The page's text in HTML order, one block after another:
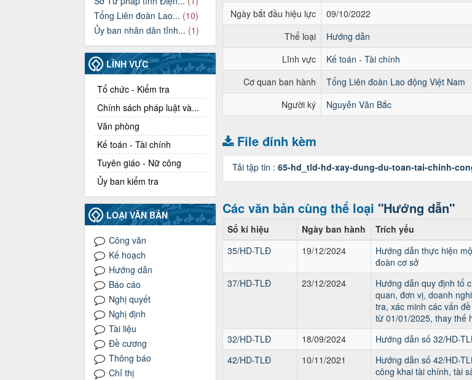
Ngày bắt đầu hiệu lực
09/10/2022
Thể loại
Hướng dẫn
Lĩnh vực
Kế toán - Tài chính
Cơ quan ban hành
Tổng Liên đoàn Lao động Việt Nam
Người ký
Nguyễn Văn Bắc
File đính kèm
Tải tập tin : 65-hd_tld-hd-xay-dung-du-toan-tai-chinh-
Các văn bản cùng thể loại "Hướng dẫn"
Số kí hiệu Ngày ban hành
Trích yếu
35/HD-TLĐ
19/12/2024
Hướng dẫn thực hiện
đoàn cơ sở
37/HD-TLĐ
23/12/2024
Hướng dẫn quy định tổ
quan, đơn vị, doanh
tra, xác minh các vấn
từ 01/01/2025, thay thế
32/HD-TLĐ
18/09/2024
Hướng dẫn số 32/HD-
42/HD-TLĐ
10/11/2021
Hướng dẫn số 42/HD-
công khai tài chính, tài
Tổng Liên đoàn Lao... (10)
Ủy ban nhân dân tỉnh... (1)
LĨNH VỰC
Tổ chức - Kiểm tra
Chính sách pháp luật và...
Văn phòng
Kế toán - Tài chính
Tuyên giáo - Nữ công
Ủy ban kiểm tra
LOẠI VĂN BẢN
Công văn
Kế hoạch
Hướng dẫn
Báo cáo
Nghị quyết
Nghị định
Tài liệu
Đề cương
Thông báo
Chỉ thị